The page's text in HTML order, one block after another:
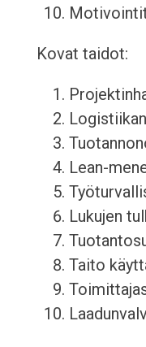
Kovat taidot:
Lean-
Lukujen
Taito